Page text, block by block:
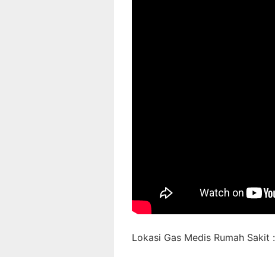
Lokasi Gas Medis Rumah Sakit :